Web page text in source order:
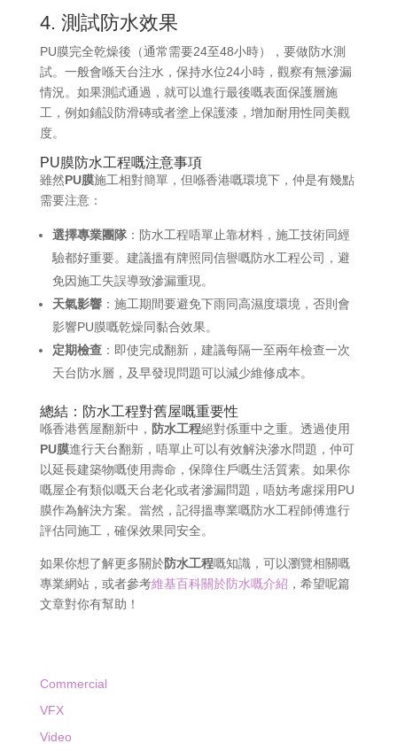
4. 測試防水效果
PU膜完全乾燥後（通常需要24至48小時），要做防水測
試。一般會喺天台注水，保持水位24小時，觀察有無滲漏
情況。如果測試通過，就可以進行最後嘅表面保護層施
工，例如鋪設防滑磚或者塗上保護漆，增加耐用性同美觀
度。
PU膜防水工程嘅注意事項
雖然PU膜施工相對簡單，但喺香港嘅環境下，仲是有幾點
需要注意：
選擇專業團隊：防水工程唔單止靠材料，施工技術同經
驗都好重要。建議搵有牌照同信譽嘅防水工程公司，避
免因施工失誤導致滲漏重現。
天氣影響：施工期間要避免下雨同高濕度環境，否則會
影響PU膜嘅乾燥同黏合效果。
定期檢查：即使完成翻新，建議每隔一至兩年檢查一次
天台防水層，及早發現問題可以減少維修成本。
總結：防水工程對舊屋嘅重要性
喺香港舊屋翻新中， 防水工程絕對係重中之重。透過使用
PU膜進行天台翻新，唔單止可以有效解決滲水問題，仲可
以延長建築物嘅使用壽命，保障住戶嘅生活質素。如果你
嘅屋企有類似嘅天台老化或者滲漏問題，唔妨考慮採用PU
膜作為解決方案。當然，記得搵專業嘅防水工程師傅進行
評估同施工，確保效果同安全。
如果你想了解更多關於防水工程嘅知識，可以瀏覽相關嘅
專業網站，或者參考維基百科關於防水嘅介紹 ，希望呢篇
文章對你有幫助！
Commercial
VFX
Video